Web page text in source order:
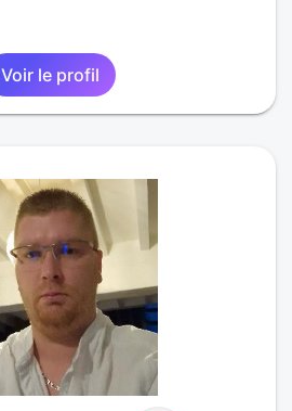
Voir le profil